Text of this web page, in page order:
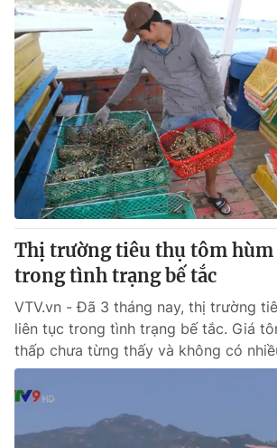
THỜI BÁO VTV
Theo dõi báo trên
Cơ quan chủ quản:Đài Truyền hình Việt
Cơ quan báo chí:Thời báo VTV
Giấy phép hoạt động báo in và báo điện tử
cấp ngày 29/12/2023
Tổng Biên tập:Vũ Thanh Thủy
Phó Tổng Biên tập:Nguyễn Thị Mỹ Hạnh,
Tổng đài VTV:024.38 355 931 - 024.38
Ðiện thoại Thời báo VTV:024.66 897 897
Email:toasoan@vtv.vn
Liên hệ quảng cáo:
Thị trường tiêu thụ tôm
trong tình trạng bế tắc
VTV.vn - Đã 3 tháng nay, thị trường
liên tục trong tình trạng bế tắc. Giá
thấp chưa từng thấy và không có